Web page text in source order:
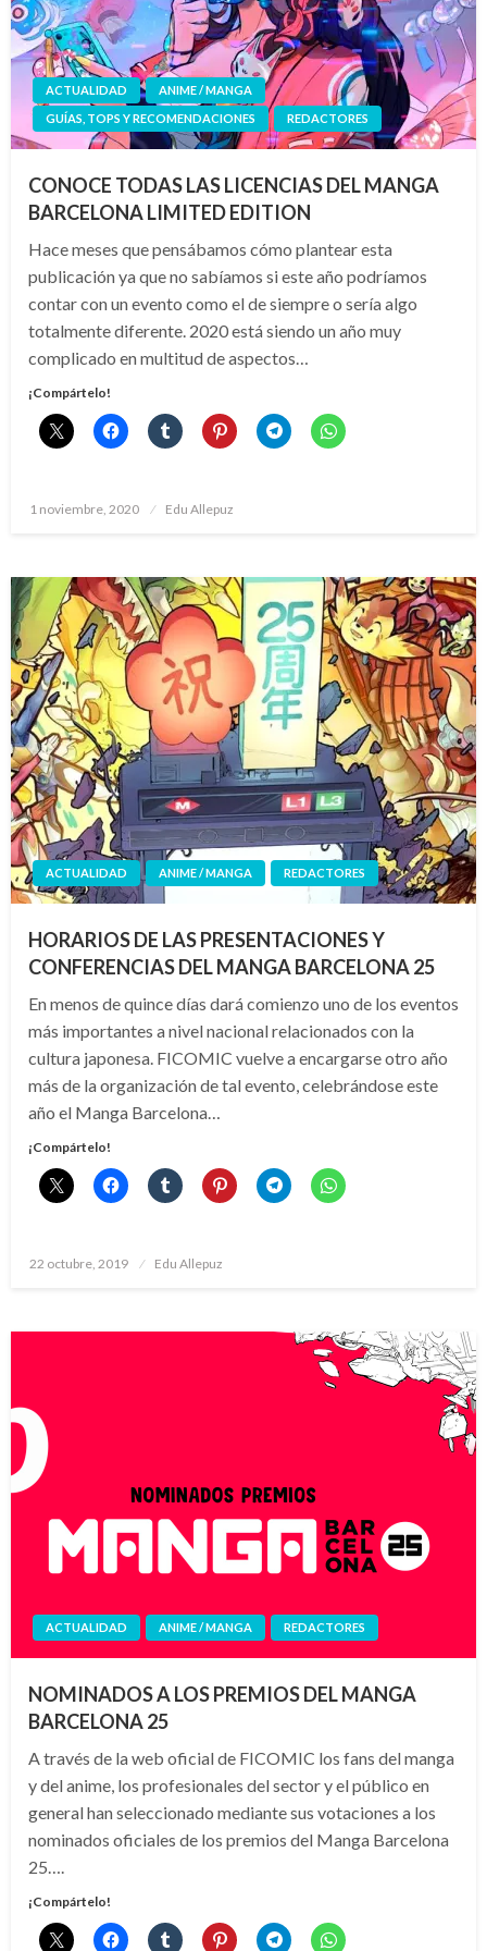
ACTUALIDAD
ANIME / MANGA
GUÍAS, TOPS Y RECOMENDACIONES
REDACTORES
CONOCE TODAS LAS LICENCIAS DEL MANGA
BARCELONA LIMITED EDITION
Hace meses que pensábamos cómo plantear esta
publicación ya que no sabíamos si este año podríamos
contar con un evento como el de siempre o sería algo
totalmente diferente. 2020 está siendo un año muy
complicado en multitud de aspectos…
¡Compártelo!
Publicado
1 noviembre, 2020 Edu Allepuz
ACTUALIDAD ANIME / MANGA REDACTORES
HORARIOS DE LAS PRESENTACIONES Y
CONFERENCIAS DEL MANGA BARCELONA 25
En menos de quince días dará comienzo uno de los eventos
más importantes a nivel nacional relacionados con la
cultura japonesa. FICOMIC vuelve a encargarse otro año
más de la organización de tal evento, celebrándose este
año el Manga Barcelona…
¡Compártelo!
Publicado
22 octubre, 2019 Edu Allepuz
ACTUALIDAD ANIME / MANGA REDACTORES
NOMINADOS A LOS PREMIOS DEL MANGA
BARCELONA 25
A través de la web oficial de FICOMIC los fans del manga
y del anime, los profesionales del sector y el público en
general han seleccionado mediante sus votaciones a los
nominados oficiales de los premios del Manga Barcelona
25….
¡Compártelo!